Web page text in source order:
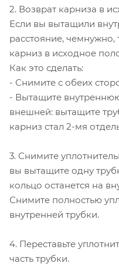
2. Возврат карниза в
Если вы вытащили
расстояние,
карниз в исходное
Как это сделать:
- Снимите с обеих
- Вытащите
внешней: вытащите
карниз стал 2-мя
3. Снимите
вы вытащите одну
кольцо останется на
Снимите полностью
внутренней трубки.
4. Переставьте
часть трубки.